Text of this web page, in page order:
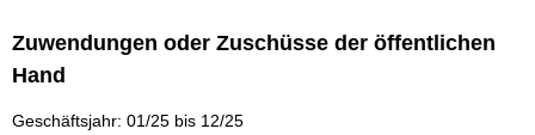
Zuwendungen oder Zuschüsse der öffentlichen
Hand
Geschäftsjahr: 01/25 bis 12/25